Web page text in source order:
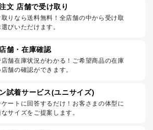
文 店舗で受け取り
取りなら送料無料！全店舗の中から受け取
びいただけます。
舗・在庫確認
舗在庫状況がわかる！ご希望商品の在庫
舗の確認ができます。
試着サービス(ユニサイズ)
ートに回答するだけ！お客さまの体型に
サイズをご提案します。